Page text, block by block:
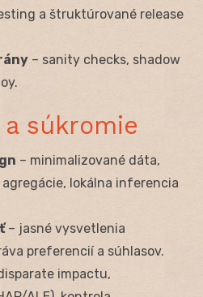
a štruktúrované release
– sanity checks, shadow
súkromie
– minimalizované dáta,
lokálna inferencia
– jasné vysvetlenia
preferencií a súhlasov.
impactu,